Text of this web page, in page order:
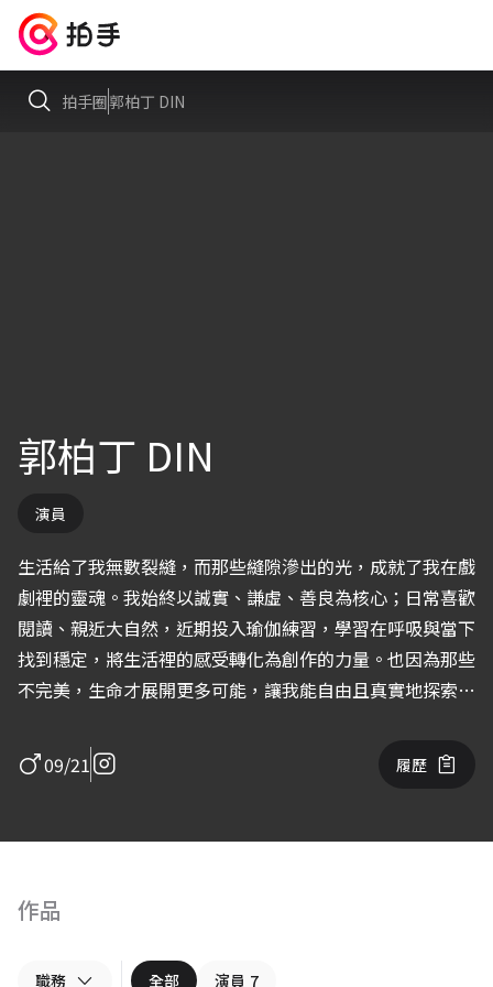
拍手圈郭柏丁 DIN
郭柏丁 DIN
演員
生活給了我無數裂縫，而那些縫隙滲出的光，成就了我在戲
劇裡的靈魂。我始終以誠實、謙虛、善良為核心；日常喜歡
閱讀、親近大自然，近期投入瑜伽練習，學習在呼吸與當下
找到穩定，將生活裡的感受轉化為創作的力量。也因為那些
不完美，生命才展開更多可能，讓我能自由且真實地探索世
09/21
履歷
作品
職務 全部 演員 7